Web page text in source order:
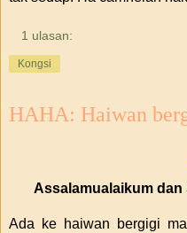
1 ulasan:
Kongsi
HAHA: Haiwan
Assalamualaikum dan
Ada ke haiwan bergigi